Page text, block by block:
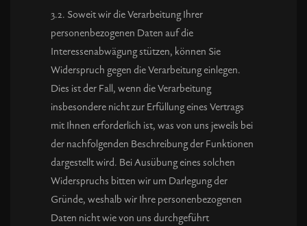
3.2. Soweit wir die Verarbeitung Ihrer
personenbezogenen Daten auf die
Interessenabwägung stützen, können Sie
Widerspruch gegen die Verarbeitung einlegen.
Dies ist der Fall, wenn die Verarbeitung
insbesondere nicht zur Erfüllung eines Vertrags
mit Ihnen erforderlich ist, was von uns jeweils bei
der nachfolgenden Beschreibung der Funktionen
dargestellt wird. Bei Ausübung eines solchen
Widerspruchs bitten wir um Darlegung der
Gründe, weshalb wir Ihre personenbezogenen
Daten nicht wie von uns durchgeführt